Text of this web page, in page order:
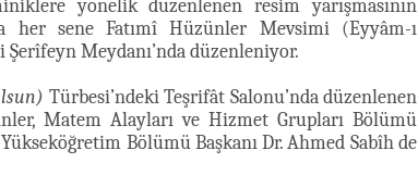
yönelik düzenlenen resim yarışmasının
her sene Fatımî Hüzünler Mevsimi (Eyyâm-ı
Meydanı’nda düzenleniyor.
Türbesi’ndeki Teşrifât Salonu’nda düzenlenen
Matem Alayları ve Hizmet Grupları Bölümü
Bölümü Başkanı Dr. Ahmed Sabîh de